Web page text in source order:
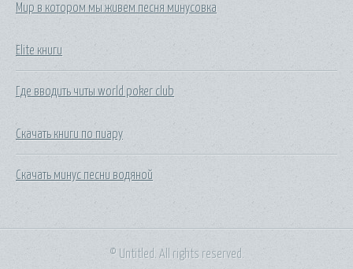
Мир в котором мы живем песня минусовка
Elite книги
Где вводить читы world poker club
Скачать книги по пиару
Скачать минус песни водяной
© Untitled. All rights reserved.